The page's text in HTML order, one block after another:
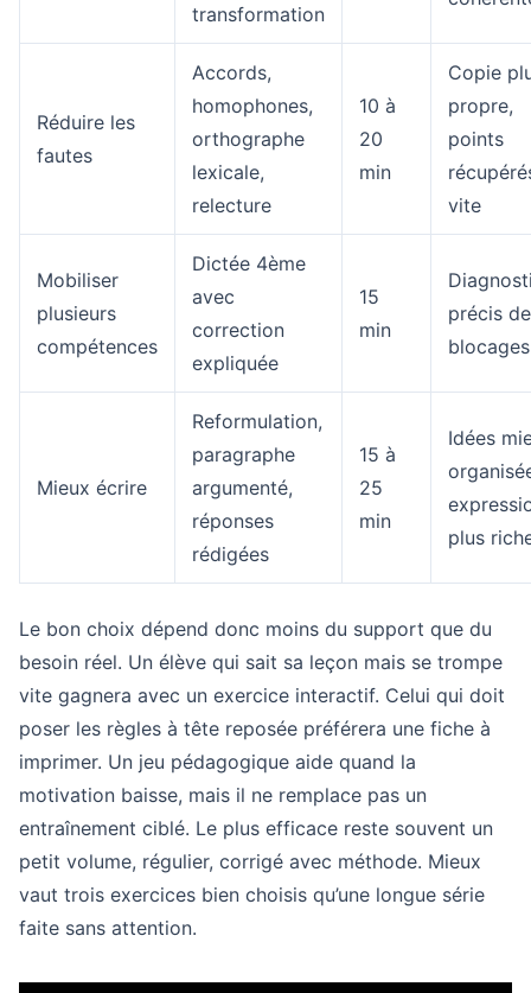
transformation
Réduire les
fautes
Accords,
homophones,
orthographe
lexicale,
relecture
10 à
20
min
Copie
propre,
points
vite
Mobiliser
plusieurs
compétences
Dictée 4ème
avec
correction
expliquée
15
min
précis
blocages
Mieux écrire
Reformulation,
paragraphe
argumenté,
réponses
rédigées
15 à
25
min
Idées
plus
Le bon choix dépend donc moins du support que du
besoin réel. Un élève qui sait sa leçon mais se trompe
vite gagnera avec un exercice interactif. Celui qui doit
poser les règles à tête reposée préférera une fiche à
imprimer. Un jeu pédagogique aide quand la
motivation baisse, mais il ne remplace pas un
entraînement ciblé. Le plus efficace reste souvent un
petit volume, régulier, corrigé avec méthode. Mieux
vaut trois exercices bien choisis qu’une longue série
faite sans attention.